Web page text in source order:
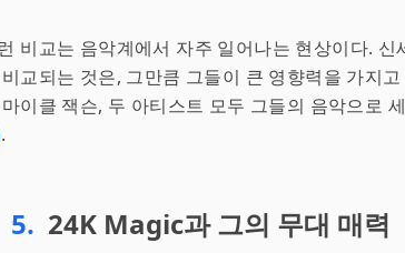
비교는 음악계에서 자주 일어나는 현상이다.
교되는 것은, 그만큼 그들이 큰 영향력을 가지
이클 잭슨, 두 아티스트 모두 그들의 음악으로
5. 24K Magic과 그의 무대 매력